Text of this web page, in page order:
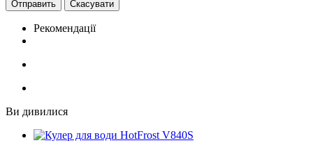
Скасувати
Рекомендації
Ви дивилися